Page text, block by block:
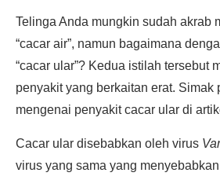
Telinga Anda mungkin sudah akrab
“cacar air”, namun bagaimana
“cacar ular”? Kedua istilah tersebut
penyakit yang berkaitan erat. Simak
mengenai penyakit cacar ular di
Cacar ular disebabkan oleh virus
virus yang sama yang